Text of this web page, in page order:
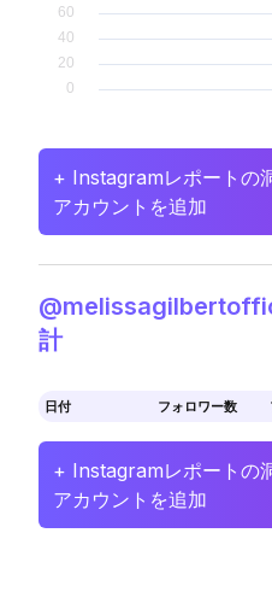
+ Instagramレポートの
アカウントを追加
計
日付 フォロワー数
+ Instagramレポートの
アカウントを追加